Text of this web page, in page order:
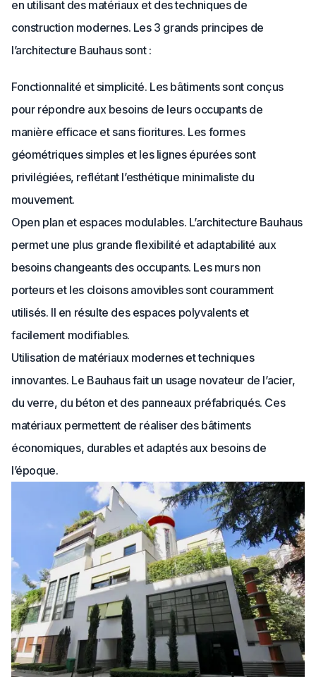
en utilisant des matériaux et des techniques de
construction modernes. Les 3 grands principes de
l’architecture Bauhaus sont :
Fonctionnalité et simplicité. Les bâtiments sont conçus
pour répondre aux besoins de leurs occupants de
manière efficace et sans fioritures. Les formes
géométriques simples et les lignes épurées sont
privilégiées, reflétant l’esthétique minimaliste du
mouvement.
Open plan et espaces modulables. L’architecture Bauhaus
permet une plus grande flexibilité et adaptabilité aux
besoins changeants des occupants. Les murs non
porteurs et les cloisons amovibles sont couramment
utilisés. Il en résulte des espaces polyvalents et
facilement modifiables.
Utilisation de matériaux modernes et techniques
innovantes. Le Bauhaus fait un usage novateur de l’acier,
du verre, du béton et des panneaux préfabriqués. Ces
matériaux permettent de réaliser des bâtiments
économiques, durables et adaptés aux besoins de
l’époque.